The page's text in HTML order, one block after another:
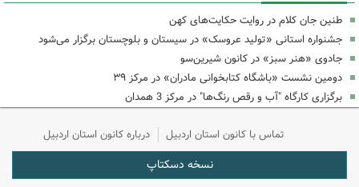
طنین جان کلام در روایت حکایت‌های کهن
جشنواره استانی «تولید عروسک» در سیستان و بلوچستان برگزار می‌شود
جادوی «هنر سبز» در کانون شیرین‌سو
دومین نشست «باشگاه کتابخوانی مادران» در مرکز ۳۹
برگزاری کارگاه "آب و رقص رنگ‌ها" در مرکز 3 همدان
تماس با کانون استان اردبیل درباره کانون استان اردبیل
نسخه دسکتاپ